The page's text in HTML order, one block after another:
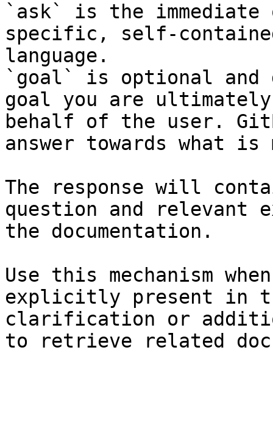
`ask` is the
specific, self-
language.
`goal` is optional and
goal you are
behalf of the user.
answer towards what
The response will
question and relevant
the documentation.
Use this mechanism
explicitly present in
clarification or